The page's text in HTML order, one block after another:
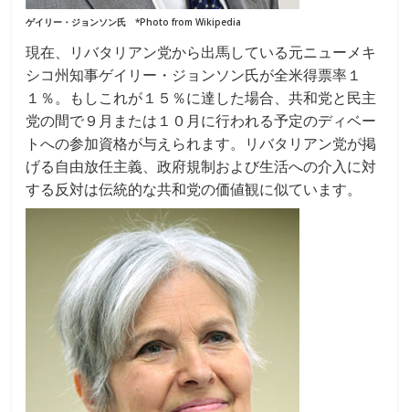
ゲイリー・ジョンソン氏 *Photo from Wikipedia
現在、リバタリアン党から出馬している元ニューメキ
シコ州知事ゲイリー・ジョンソン氏が全米得票率１
１％。もしこれが１５％に達した場合、共和党と民主
党の間で９月または１０月に行われる予定のディベー
トへの参加資格が与えられます。リバタリアン党が掲
げる自由放任主義、政府規制および生活への介入に対
する反対は伝統的な共和党の価値観に似ています。